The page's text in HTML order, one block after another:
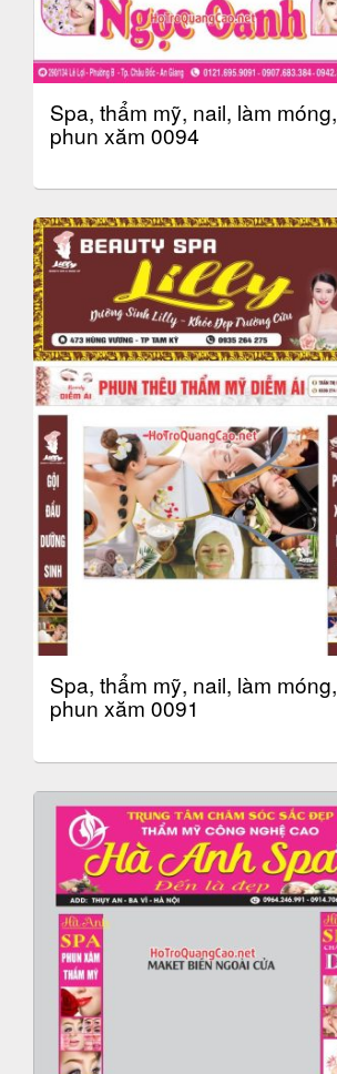
Spa, thẩm mỹ, nail, làm móng,
phun xăm 0094
Spa, thẩm mỹ, nail, làm móng,
phun xăm 0091